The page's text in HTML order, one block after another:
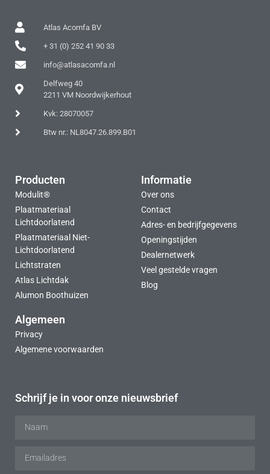
Atlas Acomfa BV
+ 31 (0) 252 41 90 33
info@atlasacomfa.nl
Delfweg 40
2211 VM Noordwijkerhout
Kvk: 28070057
Btw nr.: NL8047.26.899.B01
Producten
Modulit®
Plaatmateriaal
Lichtdoorlatend
Plaatmateriaal Niet-
Lichtdoorlatend
Lichtstraten
Atlas Lichtdak
Alumon Boothuizen
Algemeen
Privacy
Algemene voorwaarden
Informatie
Over ons
Contact
Adres- en bedrijfgegevens
Openingstijden
Dealernetwerk
Veel gestelde vragen
Blog
Schrijf je in voor onze nieuwsbrief